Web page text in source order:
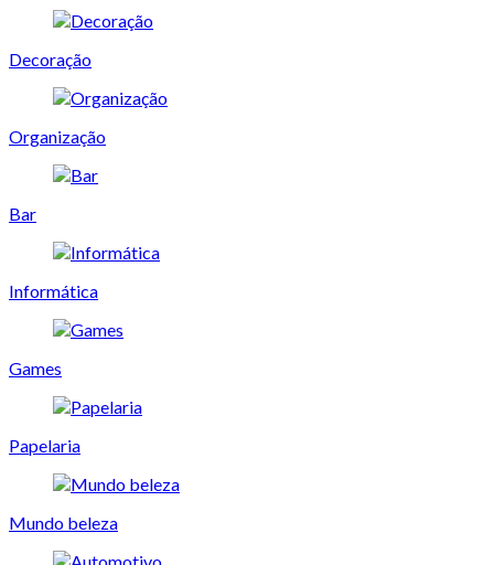
Decoração
Organização
Bar
Informática
Games
Papelaria
Mundo beleza